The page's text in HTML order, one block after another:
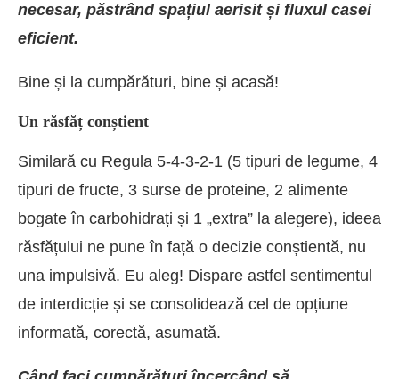
necesar, păstrând spațiul aerisit și fluxul casei
eficient.
Bine și la cumpărături, bine și acasă!
Un răsfăț conștient
Similară cu Regula 5-4-3-2-1 (5 tipuri de legume, 4
tipuri de fructe, 3 surse de proteine, 2 alimente
bogate în carbohidrați și 1 „extra” la alegere), ideea
răsfățului ne pune în față o decizie conștientă, nu
una impulsivă. Eu aleg! Dispare astfel sentimentul
de interdicție și se consolidează cel de opțiune
informată, corectă, asumată.